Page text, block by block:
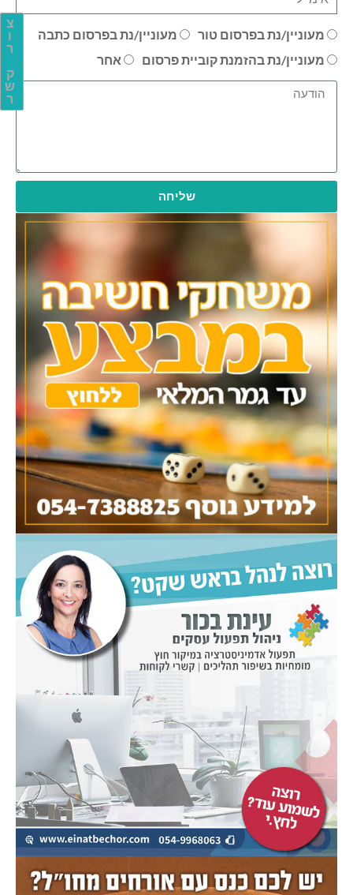
צ
ו
ר
ק
ש
ר
מעוניין/נת בפרסום טור
מעוניין/נת בפרסום כתבה
מעוניין/נת בהזמנת קוביית פרסום
אחר
שליחה